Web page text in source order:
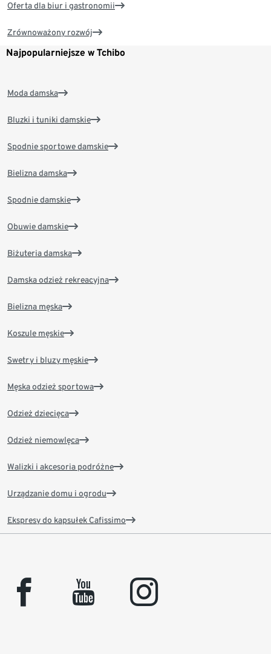
Oferta dla biur i gastronomii
Zrównoważony rozwój
Najpopularniejsze w Tchibo
Moda damska
Bluzki i tuniki damskie
Spodnie sportowe damskie
Bielizna damska
Spodnie damskie
Obuwie damskie
Biżuteria damska
Damska odzież rekreacyjna
Bielizna męska
Koszule męskie
Swetry i bluzy męskie
Męska odzież sportowa
Odzież dziecięca
Odzież niemowlęca
Walizki i akcesoria podróżne
Urządzanie domu i ogrodu
Ekspresy do kapsułek Cafissimo
facebook youtube instagram